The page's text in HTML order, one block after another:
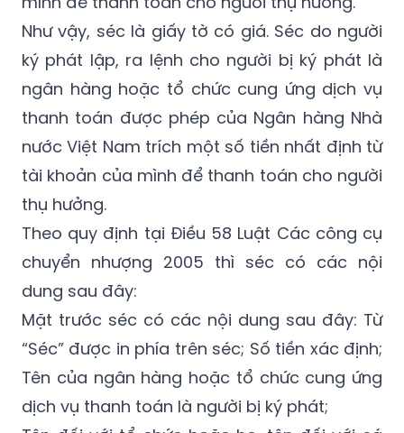
ký phát lập, ra lệnh cho người bị ký phát là
ngân hàng hoặc tổ chức cung ứng dịch vụ
thanh toán được phép của Ngân hàng Nhà
nước Việt Nam trích một số tiền nhất định từ
tài khoản của mình để thanh toán cho người
thụ hưởng.
Theo quy định tại Điều 58 Luật Các công cụ
chuyển nhượng 2005 thì séc có các nội
dung sau đây:
Mặt trước séc có các nội dung sau đây: Từ
“Séc” được in phía trên séc; Số tiền xác định;
Tên của ngân hàng hoặc tổ chức cung ứng
dịch vụ thanh toán là người bị ký phát;
Tên đối với tổ chức hoặc họ, tên đối với cá
nhân của người thụ hưởng được người ký